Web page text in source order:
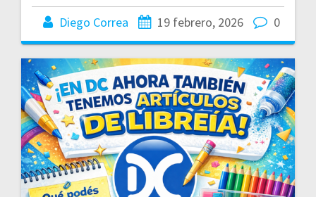
Diego Correa 19 febrero, 2026 0